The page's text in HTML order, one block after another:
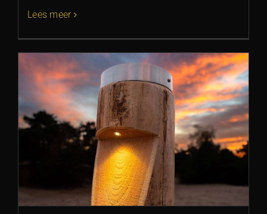
Lees meer